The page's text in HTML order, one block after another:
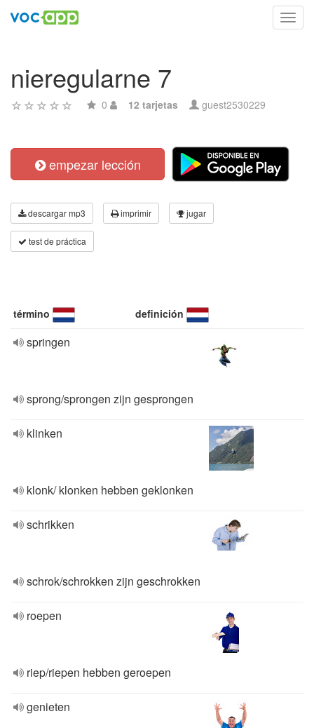
nieregularne 7
0 12 tarjetas guest2530229
empezar lección
descargar mp3 imprimir jugar
test de práctica
término definición
springen
sprong/sprongen zijn gesprongen
klinken
klonk/ klonken hebben geklonken
schrikken
schrok/schrokken zijn geschrokken
roepen
riep/riepen hebben geroepen
genieten